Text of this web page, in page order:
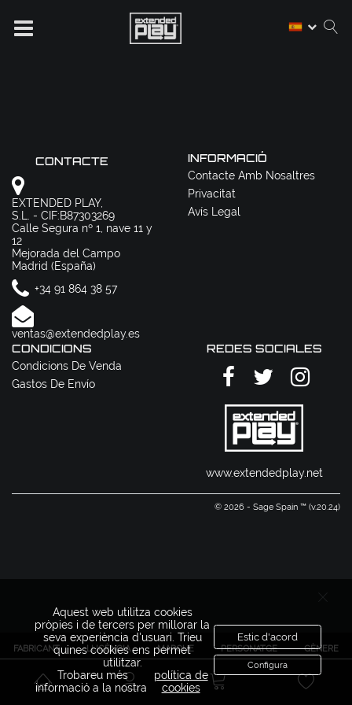
FABRICANT LLICÈNCIA MARQUE PERSONATGE GÈNERE
CONTACTE
EXTENDED PLAY,
S.L. - CIF:B87303269
Calle Segura nº 1, nave 11 y
12
Mejorada del Campo
Madrid (España)
+34 91 864 38 57
ventas@extendedplay.es
INFORMACIÓ
Contacte Amb Nosaltres
Privacitat
Avís Legal
CONDICIONS
Condicions De Venda
Gastos De Envío
REDES SOCIALES
www.extendedplay.net
© 2026 - Sage Spain ™ (v.20.24)
Aquest web utilitza cookies
pròpies i de tercers per millorar la
seva experiència d'usuari. Trieu
quines cookies ens permet
utilitzar.
Trobareu més
informació a la nostra
política de
cookies
Estic d'acord
Configura